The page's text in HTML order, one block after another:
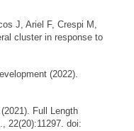
J, Ariel F, Crespi M,
cluster in response to
(2022).
Full Length
22(20):11297. doi: